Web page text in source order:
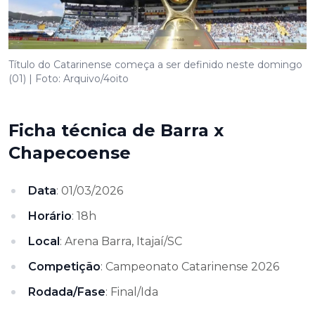
Título do Catarinense começa a ser definido neste domingo
(01) | Foto: Arquivo/4oito
Ficha técnica de Barra x
Chapecoense
Data: 01/03/2026
Horário: 18h
Local: Arena Barra, Itajaí/SC
Competição: Campeonato Catarinense 2026
Rodada/Fase: Final/Ida